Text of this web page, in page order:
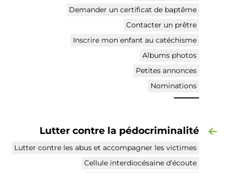
Demander un certificat de baptême
Contacter un prêtre
Inscrire mon enfant au catéchisme
Albums photos
Petites annonces
Nominations
Lutter contre la pédocriminalité
Lutter contre les abus et accompagner les victimes
Cellule interdiocésaine d'écoute